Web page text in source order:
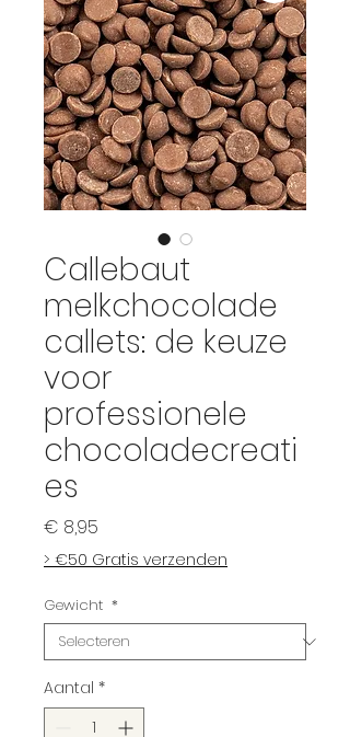
Callebaut
melkchocolade
callets: de keuze
voor
professionele
chocoladecreati
es
€ 8,95
> €50 Gratis verzenden
Gewicht *
Aantal *